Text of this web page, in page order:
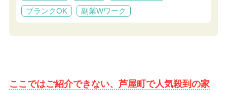
ブランクOK
副業Wワーク
ここではご紹介できない、芦屋町で人気殺到の家